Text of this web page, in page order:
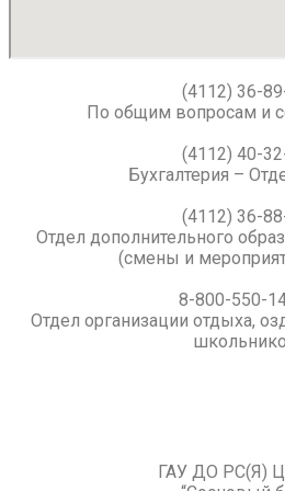
(4112) 36-
По общим вопросам и
(4112) 40-
Бухгалтерия –
(4112) 36-
Отдел дополнительного
(смены и
8-800-550-
Отдел организации отдыха,
ГАУ ДО РС(Я)